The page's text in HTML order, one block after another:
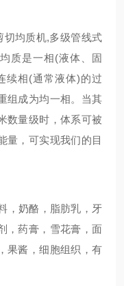
切均质机,多级管线式
质是一相(液体、固
续相(通常液体)的过
组成为均一相。当其
数量级时，体系可被
量，可实现我们的目
，奶酪，脂肪乳，牙
，药膏，雪花膏，面
果酱，细胞组织，有